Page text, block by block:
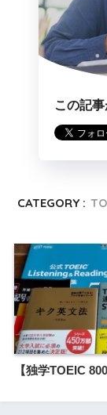
この記
CATEGORY :
【独学TOEIC